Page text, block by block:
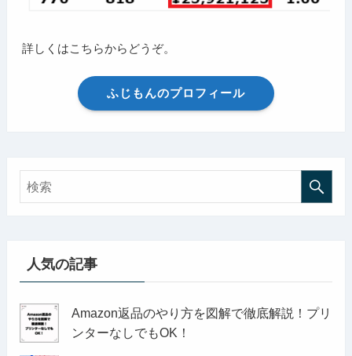
詳しくはこちらからどうぞ。
ふじもんのプロフィール
人気の記事
Amazon返品のやり方を図解で徹底解説！プリ
ンターなしでもOK！